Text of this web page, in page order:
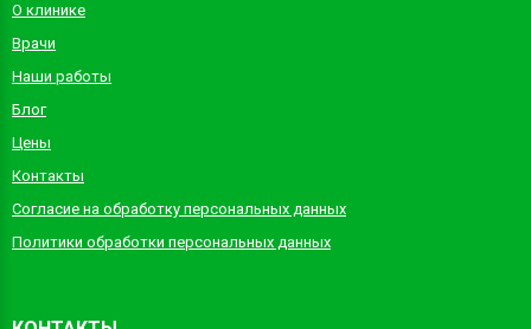
О клинике
Врачи
Наши работы
Блог
Цены
Контакты
Согласие на обработку персональных данных
Политики обработки персональных данных